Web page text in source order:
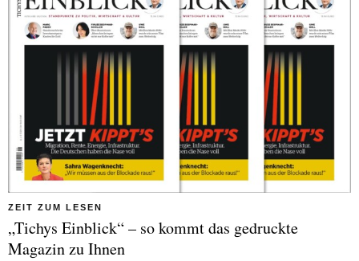
ZEIT ZUM LESEN
„Tichys Einblick“ – so kommt das gedruckte
Magazin zu Ihnen